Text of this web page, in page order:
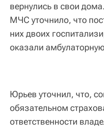
вернулись в свои
МЧС уточнило, что
них двоих
оказали
Юрьев уточнил, что,
обязательном
ответственности